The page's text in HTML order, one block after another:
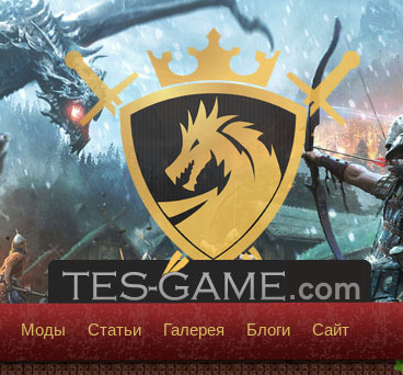
Моды Статьи Галерея Блоги Сайт